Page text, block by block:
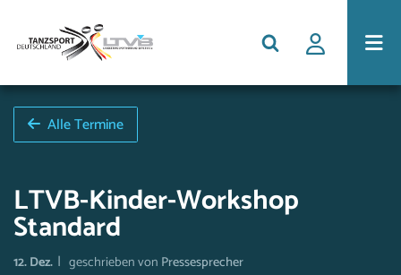
Alle Termine
LTVB-Kinder-Workshop
Standard
12. Dez. | geschrieben von Pressesprecher